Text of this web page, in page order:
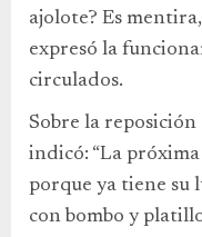
ajolote? Es
expresó la
circulados.
Sobre la
indicó: “La
porque ya tiene su
con bombo y